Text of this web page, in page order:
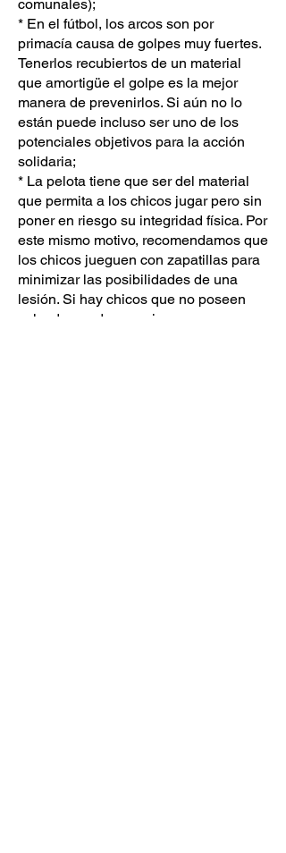
comunales);
* En el fútbol, los arcos son por
primacía causa de golpes muy fuertes.
Tenerlos recubiertos de un material
que amortigüe el golpe es la mejor
manera de prevenirlos. Si aún no lo
están puede incluso ser uno de los
potenciales objetivos para la acción
solidaria;
* La pelota tiene que ser del material
que permita a los chicos jugar pero sin
poner en riesgo su integridad física. Por
este mismo motivo, recomendamos que
los chicos jueguen con zapatillas para
minimizar las posibilidades de una
lesión. Si hay chicos que no poseen
calzado puede organizarse una